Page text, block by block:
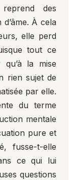
des
À cela
elle perd
tout ce
la mise
rien sujet de
par elle.
du terme
mentale
pure et
fusse-t-elle
ce qui lui
questions